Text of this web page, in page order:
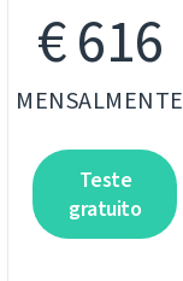
€ 616
MENSALMENTE
Teste
gratuito